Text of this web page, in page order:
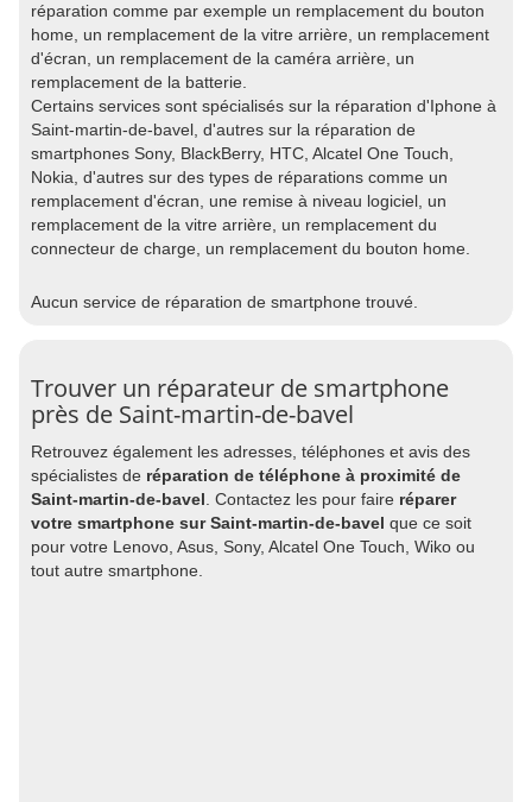
réparation comme par exemple un remplacement du bouton
home, un remplacement de la vitre arrière, un remplacement
d'écran, un remplacement de la caméra arrière, un
remplacement de la batterie.
Certains services sont spécialisés sur la réparation d'Iphone à
Saint-martin-de-bavel, d'autres sur la réparation de
smartphones Sony, BlackBerry, HTC, Alcatel One Touch,
Nokia, d'autres sur des types de réparations comme un
remplacement d'écran, une remise à niveau logiciel, un
remplacement de la vitre arrière, un remplacement du
connecteur de charge, un remplacement du bouton home.
Aucun service de réparation de smartphone trouvé.
Trouver un réparateur de smartphone
près de Saint-martin-de-bavel
Retrouvez également les adresses, téléphones et avis des
spécialistes de réparation de téléphone à proximité de
Saint-martin-de-bavel . Contactez les pour faire réparer
votre smartphone sur Saint-martin-de-bavel que ce soit
pour votre Lenovo, Asus, Sony, Alcatel One Touch, Wiko ou
tout autre smartphone.